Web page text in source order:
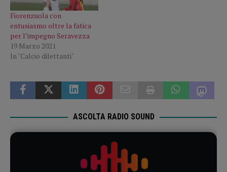
Fiorenzuola con
entusiasmo oltre la fatica
per l’impegno Seravezza
19 Marzo 2021
In "Calcio dilettanti"
ASCOLTA RADIO SOUND